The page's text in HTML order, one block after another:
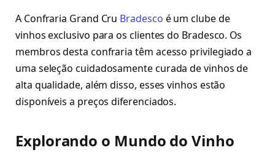
A Confraria Grand Cru Bradesco é um clube de
vinhos exclusivo para os clientes do Bradesco. Os
membros desta confraria têm acesso privilegiado a
uma seleção cuidadosamente curada de vinhos de
alta qualidade, além disso, esses vinhos estão
disponíveis a preços diferenciados.
Explorando o Mundo do Vinho